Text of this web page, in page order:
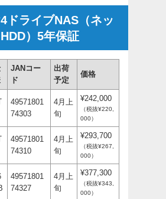
ドライブNAS（ネッ
HDD）5年保証
JANコー
ド
出荷
予定
価格
49571801
74303
4月上
旬
¥242,000
（税抜¥220,
000）
49571801
74310
4月上
旬
¥293,700
（税抜¥267,
000）
49571801
74327
4月上
旬
¥377,300
（税抜¥343,
000）